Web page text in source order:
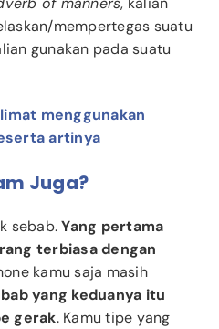
mempertegas suatu
gunakan pada suatu
menggunakan
artinya
Juga?
sebab.Yang pertama
terbiasa dengan
kamu saja masih
yang keduanya itu
gerak. Kamu tipe yang